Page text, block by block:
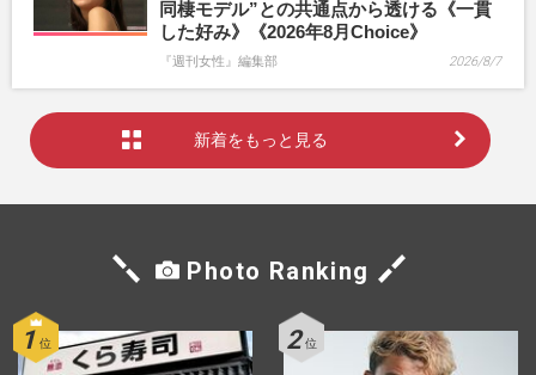
同棲モデル”との共通点から透ける《一貫
した好み》《2026年8月Choice》
『週刊女性』編集部 2026/8/7
新着をもっと見る
Photo Ranking